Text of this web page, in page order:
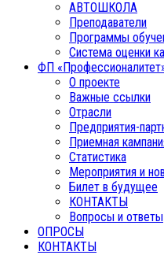
АВТОШКОЛА
Преподаватели
Программы
Система оценки
ФП
О проекте
Важные ссылки
Отрасли
Предприятия-
Приемная
Статистика
Мероприятия и
Билет в будущее
КОНТАКТЫ
Вопросы и ответы
ОПРОСЫ
КОНТАКТЫ